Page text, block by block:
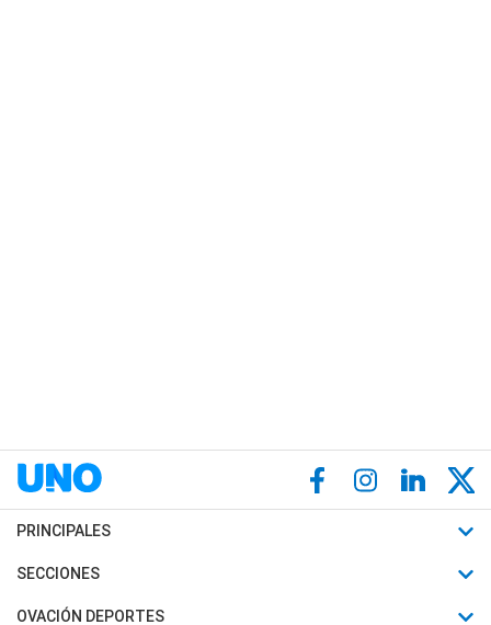
PRINCIPALES
Últimas Noticias
Política
SECCIONES
Horóscopo
OVACIÓN DEPORTES